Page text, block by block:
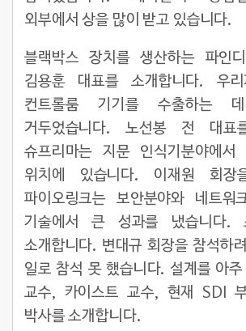
외부에서 상을 많이 받고 있습니다.
블랙박스 장치를 생산하는 파인
김용훈 대표를 소개합니다. 우리
컨트롤룸 기기를 수출하는
거두었습니다. 노선봉 전 대표
슈프리마는 지문 인식기분야에서
위치에 있습니다. 이재원 회장
파이오링크는 보안분야와 네트워
기술에서 큰 성과를 냈습니다.
소개합니다. 변대규 회장을 참석하
일로 참석 못 했습니다. 설계를 아주
교수, 카이스트 교수, 현재 SDI
박사를 소개합니다.